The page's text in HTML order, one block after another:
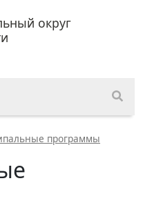
округ
программы